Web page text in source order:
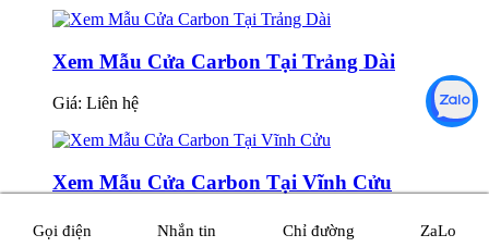
Xem Mẫu Cửa Carbon Tại Trảng Dài
Giá: Liên hệ
Xem Mẫu Cửa Carbon Tại Vĩnh Cửu
Giá:Liên hệ
Gọi điện Nhắn tin Chỉ đường ZaLo